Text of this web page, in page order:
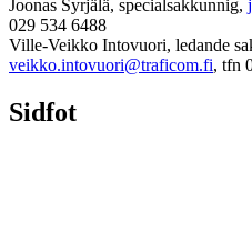
Joonas Syrjälä, specialsakkunnig,
029 534 6488
Ville-Veikko Intovuori, ledande
veikko.intovuori@traficom.fi, tfn
Sidfot